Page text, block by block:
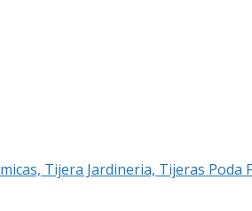
Tijera Jardineria, Tijeras Poda